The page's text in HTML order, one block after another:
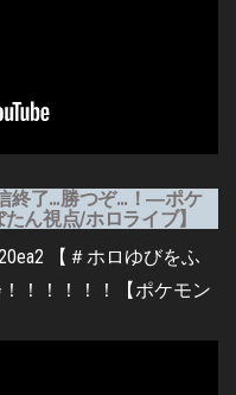
終了…勝つぞ…！―ポケ
ん視点/ホロライブ】